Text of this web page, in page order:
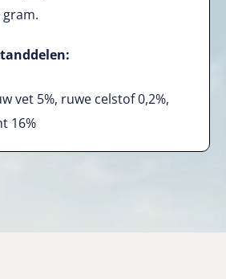
gram.
vet 5%, ruwe celstof 0,2%,
16%